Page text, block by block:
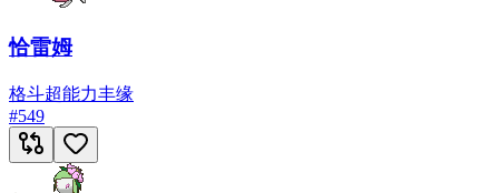
恰雷姆
格斗超能力丰缘
#549